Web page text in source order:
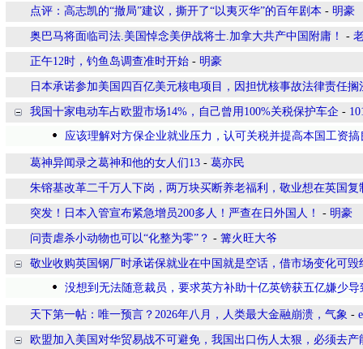
点评：高志凯的“撤局”建议，撕开了“以夷灭华”的百年剧本 - 明豪
奥巴马将面临司法.美国悼念美伊战将士.加拿大共产中国附庸！ -
正午12时，钓鱼岛调查准时开始 - 明豪
日本承诺参加美国四百亿美元核电项目，因担忧核事故法律责任搁
我国十家电动车占欧盟市场14%，自己曾用100%关税保护车企 -
应该理解对方保企业就业压力，认可关税并提高本国工资搞
葛神异闻录之葛神和他的女人们13 - 葛亦民
朱镕基改革二千万人下岗，两万块买断养老福利，敬业想在英国复
突发！日本入管宣布紧急增员200多人！严查在日外国人！ - 明豪
问责虐杀小动物也可以“化整为零”？ - 篝火旺大爷
敬业收购英国钢厂时承诺保就业在中国就是空话，借市场变化可毁
没想到无法随意裁员，要求英方补助十亿英镑获五亿嫌少导
天下第一帖：唯一预言？2026年八月，人类最大金融崩溃，气象 -
欧盟加入美国对华贸易战不可避免，我国出口伤人太狠，必须去产